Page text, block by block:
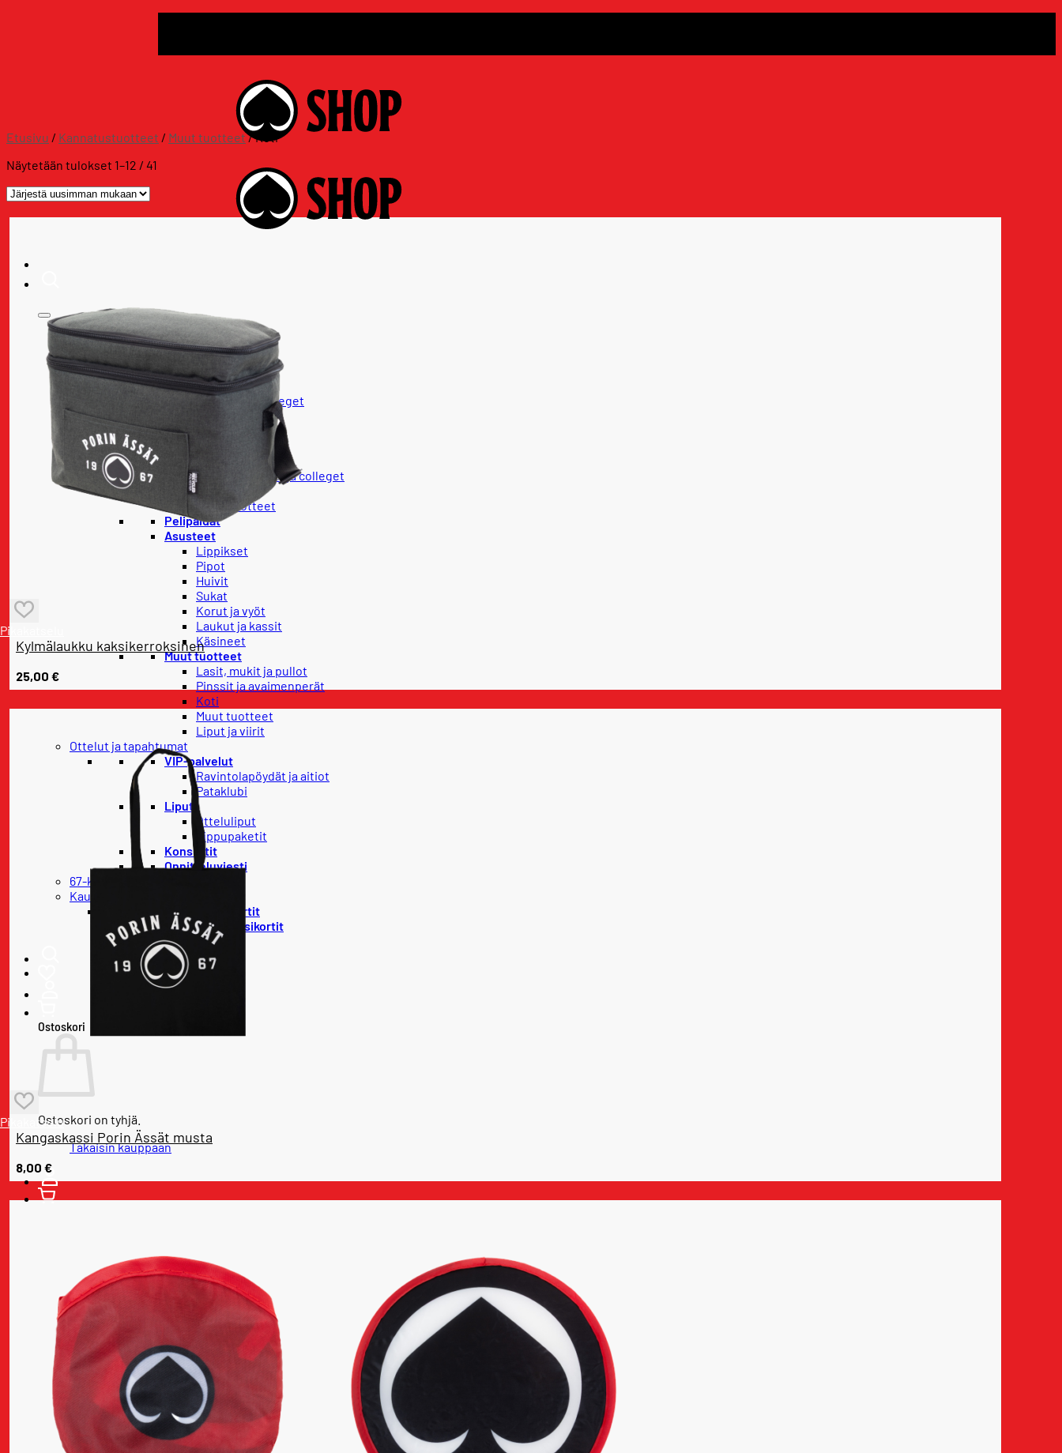
ALE
Kannatustuotteet
Vaatteet
Housut
Paidat
Hupparit ja colleget
Lapset
Lasten housut
Lasten paidat
Lasten hupparit ja colleget
Vauvatuotteet
Pelipaidat
Asusteet
Lippikset
Pipot
Huivit
Sukat
Korut ja vyöt
Laukut ja kassit
Käsineet
Muut tuotteet
Lasit, mukit ja pullot
Pinssit ja avaimenperät
Koti
Muut tuotteet
Liput ja viirit
Ottelut ja tapahtumat
VIP-palvelut
Ravintolapöydät ja aitiot
Pataklubi
Liput
Otteluliput
Lippupaketit
Konsertit
Onnitteluviesti
67-klubi
Kausikortit
Uudet kausikortit
Uusittavat kausikortit
Ostoskori
Ostoskori on tyhjä.
Takaisin kauppaan
Etusivu / Kannatustuotteet / Muut tuotteet/Koti
Näytetään tulokset 1–12 / 41
Pikakatselu
Kylmälaukku kaksikerroksinen
25,00 €
Pikakatselu
Kangaskassi Porin Ässät musta
8,00 €